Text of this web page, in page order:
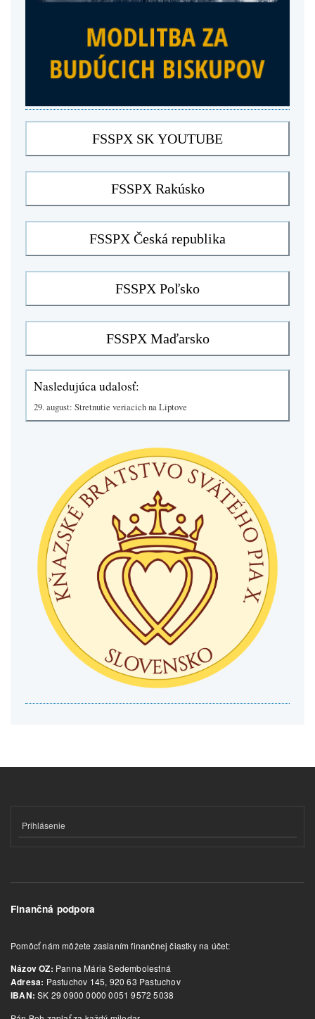
Nasledujúca udalosť:
29. august: Stretnutie veriacich na Liptove
Prihlásenie
Finančná podpora
Pomôcť nám môžete zaslaním finančnej čiastky na účet:
Názov OZ: Panna Mária Sedembolestná
Adresa: Pastuchov 145, 920 63 Pastuchov
IBAN: SK 29 0900 0000 0051 9572 5038